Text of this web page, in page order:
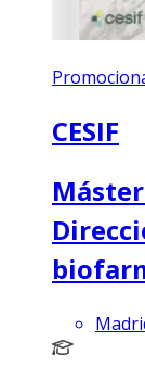
CESIF